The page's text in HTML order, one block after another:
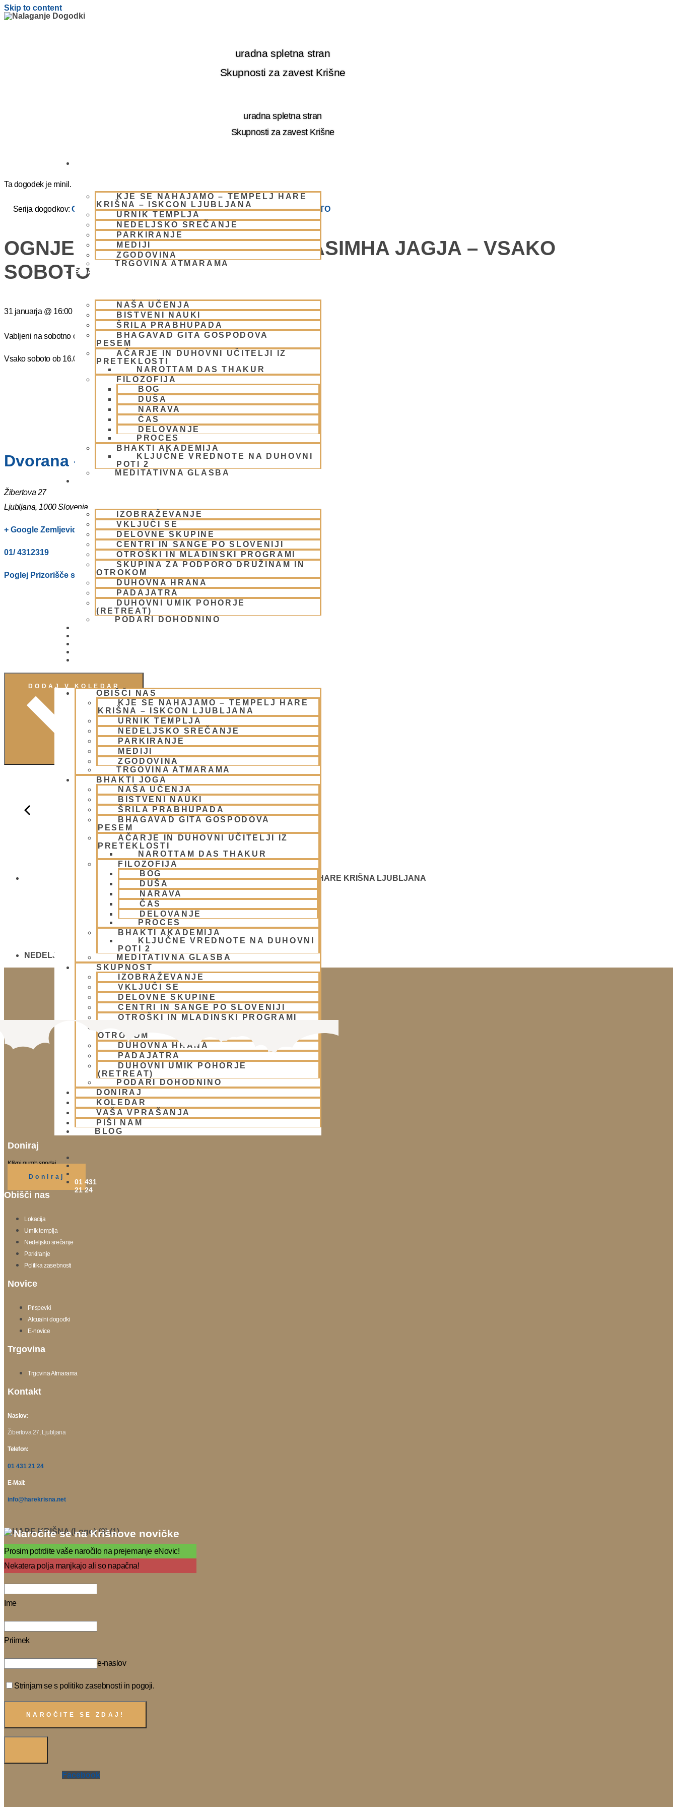
Skip to content
uradna spletna stran
Skupnosti za zavest Krišne
uradna spletna stran
Skupnosti za zavest Krišne
KJE SE NAHAJAMO – TEMPELJ HARE
KRIŠNA – ISKCON LJUBLJANA
URNIK TEMPLJA
NEDELJSKO SREČANJE
PARKIRANJE
MEDIJI
ZGODOVINA
TRGOVINA ATMARAMA
BHAKTI JOGA
NAŠA UČENJA
BISTVENI NAUKI
ŠRILA PRABHUPADA
BHAGAVAD GITA GOSPODOVA
PESEM
AČARJE IN DUHOVNI UČITELJI IZ
PRETEKLOSTI
NAROTTAM DAS THAKUR
FILOZOFIJA
BOG
DUŠA
NARAVA
ČAS
DELOVANJE
PROCES
BHAKTI AKADEMIJA
KLJUČNE VREDNOTE NA DUHOVNI
POTI 2
MEDITATIVNA GLASBA
IZOBRAŽEVANJE
VKLJUČI SE
DELOVNE SKUPINE
CENTRI IN SANGE PO SLOVENIJI
OTROŠKI IN MLADINSKI PROGRAMI
SKUPINA ZA PODPORO DRUŽINAM IN
OTROKOM
DUHOVNA HRANA
PADAJATRA
DUHOVNI UMIK POHORJE
(RETREAT)
PODARI DOHODNINO
OBIŠČI NAS
KJE SE NAHAJAMO – TEMPELJ HARE
KRIŠNA – ISKCON LJUBLJANA
URNIK TEMPLJA
NEDELJSKO SREČANJE
PARKIRANJE
MEDIJI
ZGODOVINA
TRGOVINA ATMARAMA
BHAKTI JOGA
NAŠA UČENJA
BISTVENI NAUKI
ŠRILA PRABHUPADA
BHAGAVAD GITA GOSPODOVA
PESEM
AČARJE IN DUHOVNI UČITELJI IZ
PRETEKLOSTI
NAROTTAM DAS THAKUR
FILOZOFIJA
BOG
DUŠA
NARAVA
ČAS
DELOVANJE
PROCES
BHAKTI AKADEMIJA
KLJUČNE VREDNOTE NA DUHOVNI
POTI 2
MEDITATIVNA GLASBA
SKUPNOST
IZOBRAŽEVANJE
VKLJUČI SE
DELOVNE SKUPINE
CENTRI IN SANGE PO SLOVENIJI
OTROŠKI IN MLADINSKI PROGRAMI
OTROKOM
DUHOVNA HRANA
PADAJATRA
DUHOVNI UMIK POHORJE
(RETREAT)
PODARI DOHODNINO
DONIRAJ
KOLEDAR
VAŠA VPRAŠANJA
PIŠI NAM
BLOG
01 431
21 24
Ta dogodek je minil.
Serija dogodkov:OGNJENO ŽRTVOVANJE – NARASIMHA JAGJA – VSAKO SOBOTO
OGNJENO ŽRTVOVANJE – NARASIMHA JAGJA – VSAKO
SOBOTO
31 januarja @ 16:00 17:00
Vabljeni na sobotno ognjeno žrtovanje – Narasimaha jagja. Prost vstop.
Vsako soboto ob 16.00 do 17:00
Dvorana – Center Hare Krišna v Ljubljani
Žibertova 27
Ljubljana, 1000 Slovenia
+ Google Zemljevidi
01/ 4312319
Poglej Prizorišče spletno stran
NEDELJSKO SREČANJE - CENTER HARE KRIŠNA LJUBLJANA
NEDELJSKO SREČANJE - CENTER HARE KRIŠNA LJUBLJANA
Doniraj
Klikni gumb spodaj.
Doniraj
Obišči nas
Lokacija
Urnik templja
Nedeljsko srečanje
Parkiranje
Politika zasebnosti
Novice
Prispevki
Aktualni dogodki
E-novice
Trgovina
Trgovina Atmarama
Kontakt
Naslov:
Žibertova 27, Ljubljana
Telefon:
01 431 21 24
E-Mail:
info@harekrisna.net
Naročite se na Krišnove novičke
Prosim potrdite vaše naročilo na prejemanje eNovic!
Nekatera polja manjkajo ali so napačna!
Ime
Priimek
e-naslov
Strinjam se s politiko zasebnosti in pogoji.
Facebook